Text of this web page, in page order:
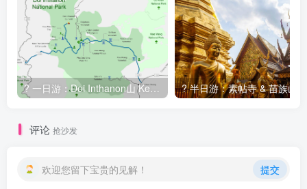
? 一日游：Doi Inthanon山 Kew Mae Pan徒步之旅
评论 抢沙发
欢迎您留下宝贵的见解！ 提交